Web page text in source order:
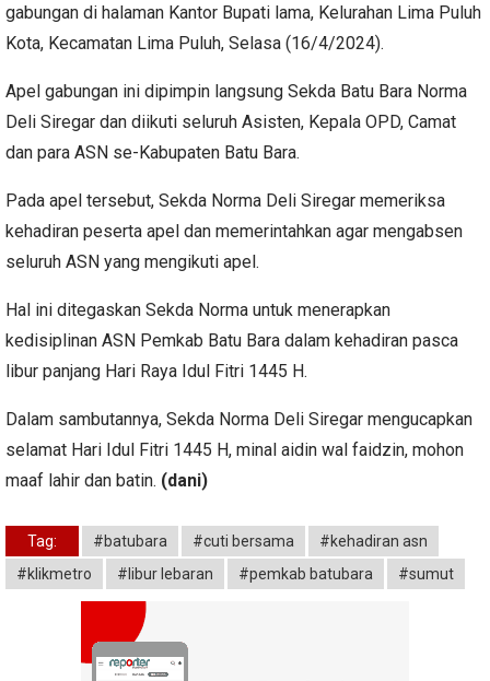
gabungan di halaman Kantor Bupati lama, Kelurahan Lima Puluh
Kota, Kecamatan Lima Puluh, Selasa (16/4/2024).
Apel gabungan ini dipimpin langsung Sekda Batu Bara Norma
Deli Siregar dan diikuti seluruh Asisten, Kepala OPD, Camat
dan para ASN se-Kabupaten Batu Bara.
Pada apel tersebut, Sekda Norma Deli Siregar memeriksa
kehadiran peserta apel dan memerintahkan agar mengabsen
seluruh ASN yang mengikuti apel.
Hal ini ditegaskan Sekda Norma untuk menerapkan
kedisiplinan ASN Pemkab Batu Bara dalam kehadiran pasca
libur panjang Hari Raya Idul Fitri 1445 H.
Dalam sambutannya, Sekda Norma Deli Siregar mengucapkan
selamat Hari Idul Fitri 1445 H, minal aidin wal faidzin, mohon
maaf lahir dan batin. (dani)
Tag: #batubara #cuti bersama
#kehadiran asn
#klikmetro
#libur lebaran #pemkab batubara #sumut